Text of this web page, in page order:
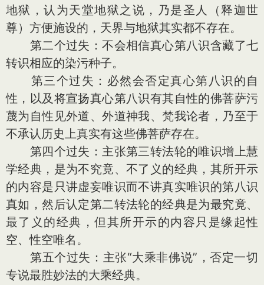
地狱，认为天堂地狱之说，乃是圣人（释迦世
尊）方便施设的，天界与地狱其实都不存在。
第二个过失：不会相信真心第八识含藏了七
转识相应的染污种子。
第三个过失：必然会否定真心第八识的自
性，以及将宣扬真心第八识有其自性的佛菩萨污
蔑为自性见外道、外道神我、梵我论者，乃至于
不承认历史上真实有这些佛菩萨存在。
第四个过失：主张第三转法轮的唯识增上慧
学经典，是为不究竟、不了义的经典，其所开示
的内容是只讲虚妄唯识而不讲真实唯识的第八识
真如，然后认定第二转法轮的经典是为最究竟、
最了义的经典，但其所开示的内容只是缘起性
空、性空唯名。
第五个过失：主张“大乘非佛说”，否定一切
专说最胜妙法的大乘经典。